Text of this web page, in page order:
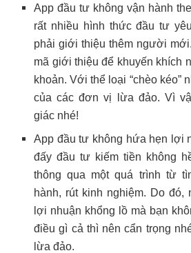
App đầu tư không vận hành
rất nhiều hình thức đầu tư
phải giới thiệu thêm người
mã giới thiệu để khuyến khích
khoản. Với thể loại “chèo kéo”
của các đơn vị lừa đảo. Vì
giác nhé!
App đầu tư không hứa hẹn lợi
đấy đầu tư kiếm tiền không
thông qua một quá trình từ
hành, rút kinh nghiệm. Do đó,
lợi nhuận khổng lồ mà bạn
điều gì cả thì nên cẩn trọng
lừa đảo.